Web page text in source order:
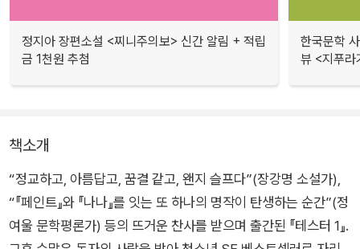
정지아 장편소설 <찌니주의보> 신간 알림 + 적립
금 1천원 추첨
한국문학
뷰 <지푸라
책소개
“정교하고, 아름답고, 꿈결 같고, 왠지 슬프다”(장강명 소설가),
“『페인트』와 『나나』를 잇는 또 하나의 명작이 탄생하는 순간”(정
여울 문학평론가) 등의 뜨거운 찬사를 받으며 출간된 『테스터 1』.